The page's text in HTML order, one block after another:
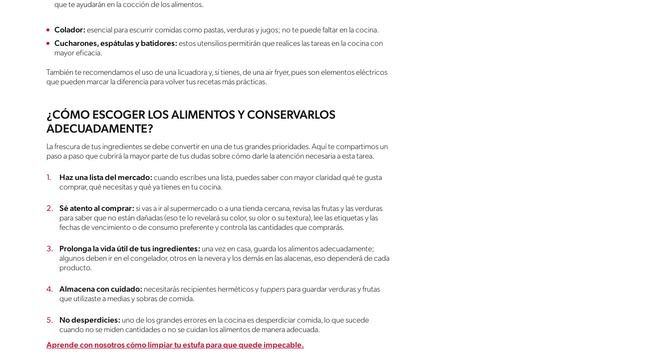
que te ayudarán en la cocción de los alimentos.
Colador: esencial para escurrir comidas como pastas, verduras y jugos; no te puede faltar en la cocina.
Cucharones, espátulas y batidores: estos utensilios permitirán que realices las tareas en la cocina con
mayor eficacia.
También te recomendamos el uso de una licuadora y, si tienes, de una air fryer, pues son elementos eléctricos
que pueden marcar la diferencia para volver tus recetas más prácticas.
¿CÓMO ESCOGER LOS ALIMENTOS Y CONSERVARLOS
ADECUADAMENTE?
La frescura de tus ingredientes se debe convertir en una de tus grandes prioridades. Aquí te compartimos un
paso a paso que cubrirá la mayor parte de tus dudas sobre cómo darle la atención necesaria a esta tarea.
Haz una lista del mercado: cuando escribes una lista, puedes saber con mayor claridad qué te gusta
comprar, qué necesitas y qué ya tienes en tu cocina.
Sé atento al comprar: si vas a ir al supermercado o a una tienda cercana, revisa las frutas y las verduras
para saber que no están dañadas (eso te lo revelará su color, su olor o su textura), lee las etiquetas y las
fechas de vencimiento o de consumo preferente y controla las cantidades que comprarás.
Prolonga la vida útil de tus ingredientes: una vez en casa, guarda los alimentos adecuadamente;
algunos deben ir en el congelador, otros en la nevera y los demás en las alacenas, eso dependerá de cada
producto.
Almacena con cuidado: necesitarás recipientes herméticos y tuppers para guardar verduras y frutas
que utilizaste a medias y sobras de comida.
No desperdicies: uno de los grandes errores en la cocina es desperdiciar comida, lo que sucede
cuando no se miden cantidades o no se cuidan los alimentos de manera adecuada.
Aprende con nosotros cómo limpiar tu estufa para que quede impecable.